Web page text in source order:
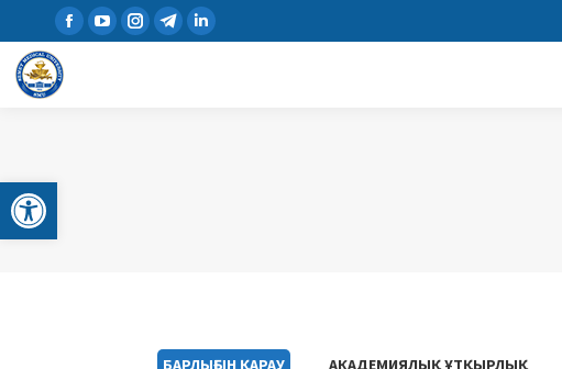
Open toolbar
БАРЛЫҒЫН ҚАРАУ АКАДЕМИЯЛЫҚ ҰТҚЫРЛЫҚ